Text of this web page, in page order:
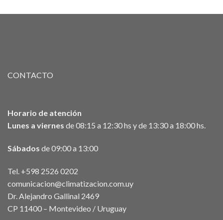
CONTACTO
Horario de atención
Lunes a viernes de 08:15 a 12:30 hs y de 13:30 a 18:00 hs.
Sábados de 09:00 a 13:00
Tel. +598 2526 0202
comunicacion@climatizacion.com.uy
Dr. Alejandro Gallinal 2469
CP 11400 – Montevideo / Uruguay